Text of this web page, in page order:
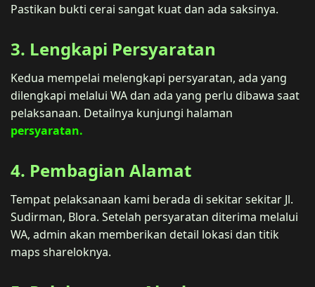
Pastikan bukti cerai sangat kuat dan ada saksinya.
3. Lengkapi Persyaratan
Kedua mempelai melengkapi persyaratan, ada yang
dilengkapi melalui WA dan ada yang perlu dibawa saat
pelaksanaan. Detailnya kunjungi halaman
persyaratan.
4. Pembagian Alamat
Tempat pelaksanaan kami berada di sekitar sekitar Jl.
Sudirman, Blora. Setelah persyaratan diterima melalui
WA, admin akan memberikan detail lokasi dan titik
maps shareloknya.